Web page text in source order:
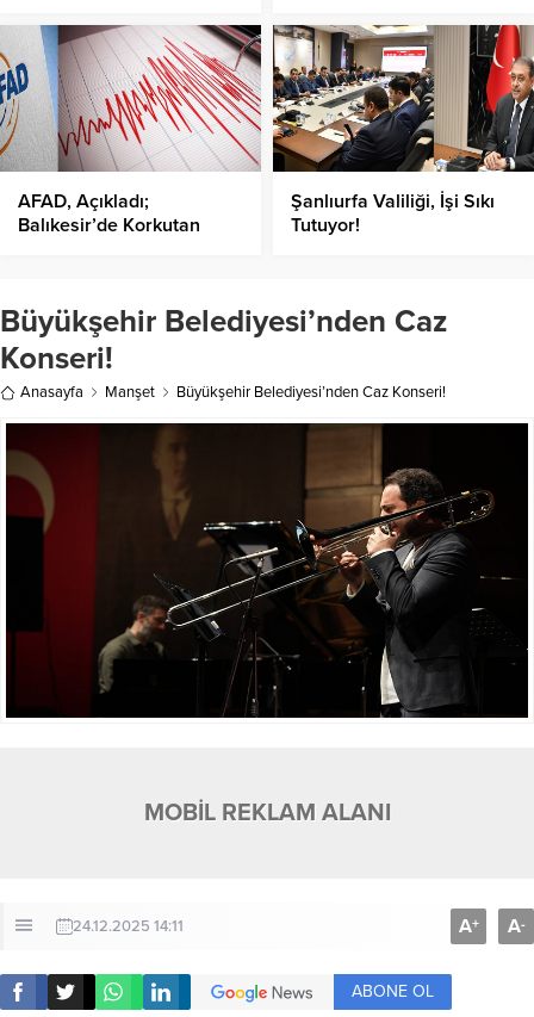
AFAD, Açıkladı;
Balıkesir’de Korkutan
Şanlıurfa Valiliği, İşi Sıkı
Tutuyor!
Büyükşehir Belediyesi’nden Caz
Konseri!
Anasayfa Manşet Büyükşehir Belediyesi’nden Caz Konseri!
MOBİL REKLAM ALANI
24.12.2025 14:11 A+ A-
ABONE OL